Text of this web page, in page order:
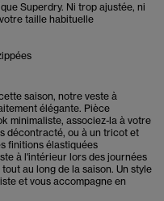
Superdry. Ni trop ajustée, ni
taille habituelle
saison, notre veste à
élégante. Pièce
minimaliste, associez-la à votre
décontracté, ou à un tricot et
finitions élastiquées
à l'intérieur lors des journées
au long de la saison. Un style
et vous accompagne en